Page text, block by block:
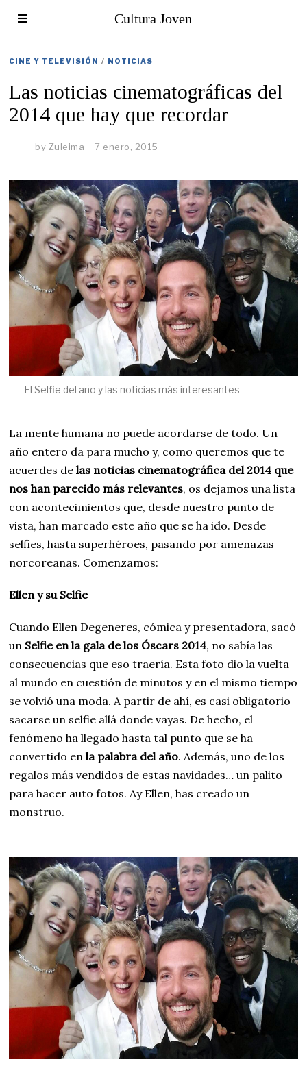
Cultura Joven
CINE Y TELEVISIÓN / NOTICIAS
Las noticias cinematográficas del
2014 que hay que recordar
by Zuleima 7 enero, 2015
El Selfie del año y las noticias más interesantes
La mente humana no puede acordarse de todo. Un
año entero da para mucho y, como queremos que te
acuerdes delas noticias cinematográfica del 2014 que
nos han parecido más relevantes, os dejamos una lista
con acontecimientos que, desde nuestro punto de
vista, han marcado este año que se ha ido. Desde
selfies, hasta superhéroes, pasando por amenazas
norcoreanas. Comenzamos:
Ellen y su Selfie
Cuando Ellen Degeneres, cómica y presentadora, sacó
un Selfie en la gala de los Óscars 2014, no sabía las
consecuencias que eso traería. Esta foto dio la vuelta
al mundo en cuestión de minutos y en el mismo tiempo
se volvió una moda. A partir de ahí, es casi obligatorio
sacarse un selfie allá donde vayas. De hecho, el
fenómeno ha llegado hasta tal punto que se ha
convertido enla palabra del año. Además, uno de los
regalos más vendidos de estas navidades… un palito
para hacer auto fotos. Ay Ellen, has creado un
monstruo.